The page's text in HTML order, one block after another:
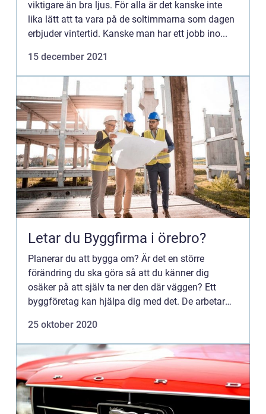
viktigare än bra ljus. För alla är det kanske inte
lika lätt att ta vara på de soltimmarna som dagen
erbjuder vintertid. Kanske man har ett jobb ino...
15 december 2021
Letar du Byggfirma i örebro?
Planerar du att bygga om? Är det en större
förändring du ska göra så att du känner dig
osäker på att själv ta ner den där väggen? Ett
byggföretag kan hjälpa dig med det. De arbetar
byggföretag kan hjä...
25 oktober 2020